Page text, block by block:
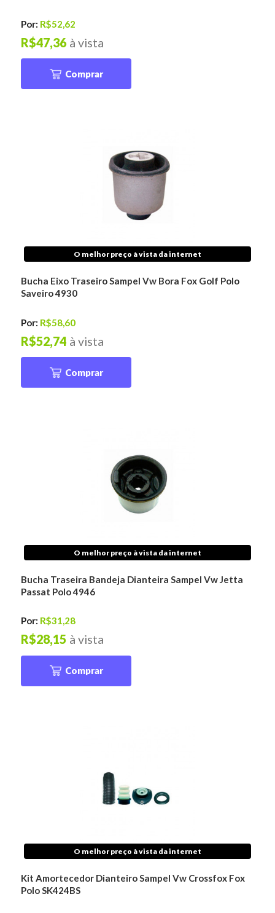
Por: R$52,62
à vista
R$47,36
Comprar
O melhor preço à vista da internet
Bucha Eixo Traseiro Sampel Vw Bora Fox Golf Polo
Saveiro 4930
Por: R$58,60
à vista
R$52,74
Comprar
O melhor preço à vista da internet
Bucha Traseira Bandeja Dianteira Sampel Vw Jetta
Passat Polo 4946
Por: R$31,28
à vista
R$28,15
Comprar
O melhor preço à vista da internet
Kit Amortecedor Dianteiro Sampel Vw Crossfox Fox
Polo SK424BS